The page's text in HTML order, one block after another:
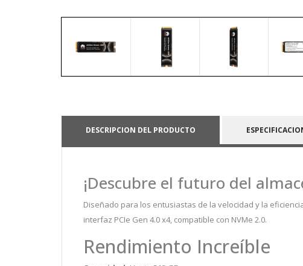
DESCRIPCION DEL PRODUCTO
¡Descubre el futuro del
Diseñado para los entusiastas de la velocidad y la
interfaz PCIe Gen 4.0 x4, compatible con NVMe 2.0.
Rendimiento Increíble